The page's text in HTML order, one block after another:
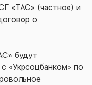
«ТАС» (частное) и
о
будут
«Укрсоцбанком» по